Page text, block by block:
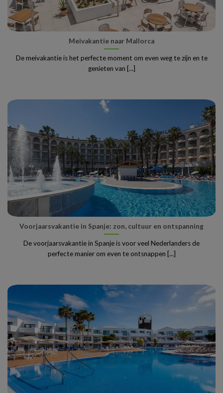
Meivakantie naar Mallorca
De meivakantie is het perfecte moment om even weg te zijn en te
genieten van [...]
Voorjaarsvakantie in Spanje: zon, cultuur en ontspanning
De voorjaarsvakantie in Spanje is voor veel Nederlanders de
perfecte manier om even te ontsnappen [...]